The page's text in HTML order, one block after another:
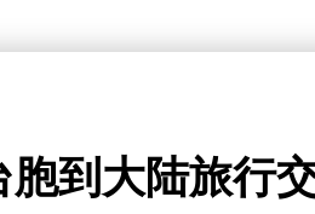
胞到大陆旅行